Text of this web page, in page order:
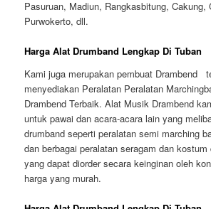
Pasuruan, Madiun, Rangkasbitung, Cakung,
Purwokerto, dll.
Harga Alat Drumband Lengkap Di Tuban
Kami juga merupakan pembuat Drambend
menyediakan Peralatan Peralatan
Drambend Terbaik. Alat Musik Drambend
untuk pawai dan acara-acara lain yang
drumband seperti peralatan semi marching
dan berbagai peralatan seragam dan
yang dapat diorder secara keinginan oleh
harga yang murah.